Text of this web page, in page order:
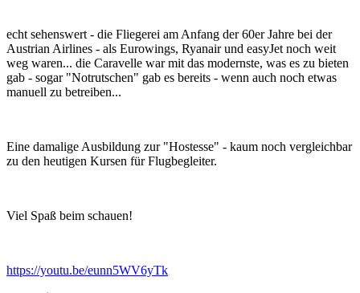
echt sehenswert - die Fliegerei am Anfang der 60er Jahre bei der
Austrian Airlines - als Eurowings, Ryanair und easyJet noch weit
weg waren... die Caravelle war mit das modernste, was es zu bieten
gab - sogar "Notrutschen" gab es bereits - wenn auch noch etwas
manuell zu betreiben...
Eine damalige Ausbildung zur "Hostesse" - kaum noch vergleichbar
zu den heutigen Kursen für Flugbegleiter.
Viel Spaß beim schauen!
https://youtu.be/eunn5WV6yTk